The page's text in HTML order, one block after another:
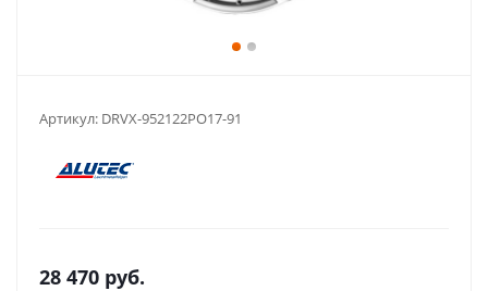
Артикул: DRVX-952122PO17-91
28 470 руб.